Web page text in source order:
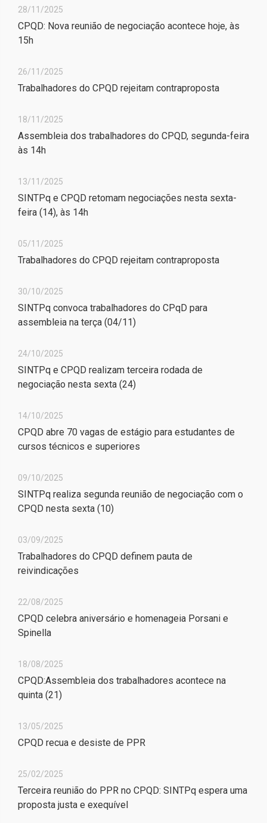
28/11/2025
CPQD: Nova reunião de negociação acontece hoje, às
15h
26/11/2025
Trabalhadores do CPQD rejeitam contraproposta
18/11/2025
Assembleia dos trabalhadores do CPQD, segunda-feira
às 14h
13/11/2025
SINTPq e CPQD retomam negociações nesta sexta-
feira (14), às 14h
05/11/2025
Trabalhadores do CPQD rejeitam contraproposta
30/10/2025
SINTPq convoca trabalhadores do CPqD para
assembleia na terça (04/11)
24/10/2025
SINTPq e CPQD realizam terceira rodada de
negociação nesta sexta (24)
14/10/2025
CPQD abre 70 vagas de estágio para estudantes de
cursos técnicos e superiores
09/10/2025
SINTPq realiza segunda reunião de negociação com o
CPQD nesta sexta (10)
03/09/2025
Trabalhadores do CPQD definem pauta de
reivindicações
22/08/2025
CPQD celebra aniversário e homenageia Porsani e
Spinella
18/08/2025
CPQD:Assembleia dos trabalhadores acontece na
quinta (21)
13/05/2025
CPQD recua e desiste de PPR
25/02/2025
Terceira reunião do PPR no CPQD: SINTPq espera uma
proposta justa e exequível